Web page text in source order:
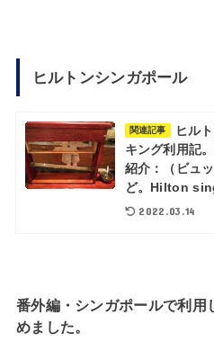
ヒルトンシンガポール
関連記事
ヒル
キング利用記
紹介：（ビュ
ど。Hilton
2022.03.14
番外編・シンガポールで利用
めました。